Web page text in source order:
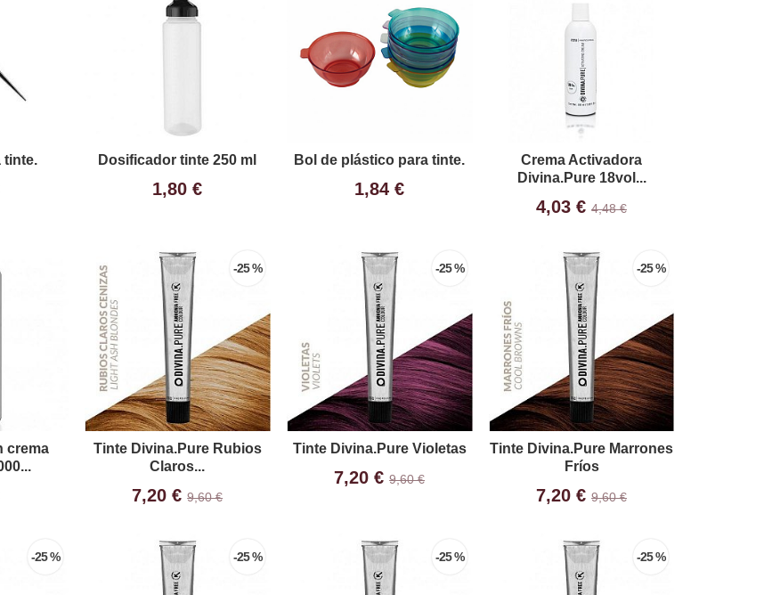
tinte. Dosificador tinte 250 ml
1,80 €
Bol de plástico para tinte.
1,84 €
Crema Activadora
Divina.Pure 18vol...
4,03 €4,48 €
crema
-25 %
Tinte Divina.Pure Rubios
Claros...
7,20 €9,60 €
-25 %
Tinte Divina.Pure Violetas
7,20 €9,60 €
-25 %
Tinte Divina.Pure Marrones
Fríos
7,20 €9,60 €
-25 % -25 % -25 % -25 %